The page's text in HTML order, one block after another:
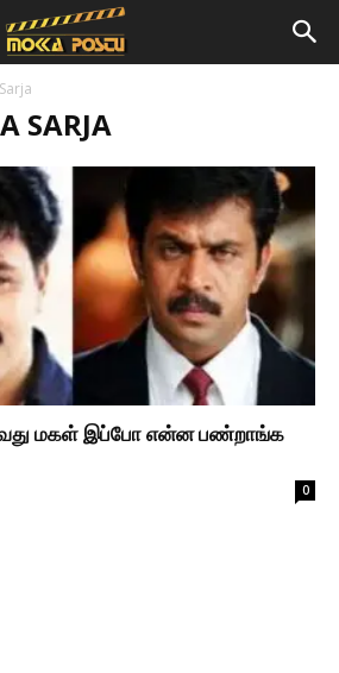
SARJA
மகள் இப்போ என்ன பண்றாங்க
0